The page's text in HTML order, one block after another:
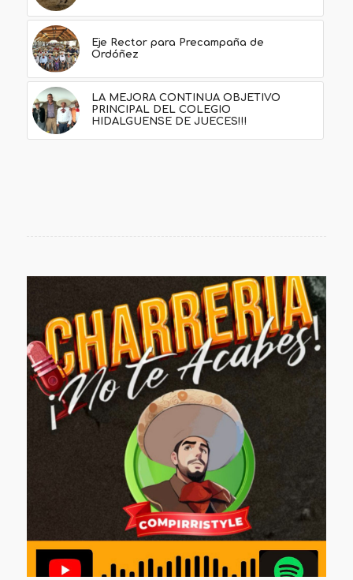
Eje Rector para Precampaña de
Ordóñez
LA MEJORA CONTINUA OBJETIVO
PRINCIPAL DEL COLEGIO
HIDALGUENSE DE JUECES!!!